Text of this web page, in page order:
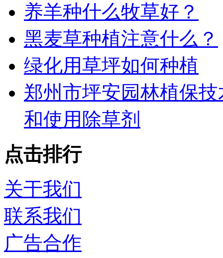
养羊种什么牧草好？
黑麦草种植注意什么？
绿化用草坪如何种植
郑州市坪安园林植保
和使用除草剂
点击排行
关于我们
联系我们
广告合作